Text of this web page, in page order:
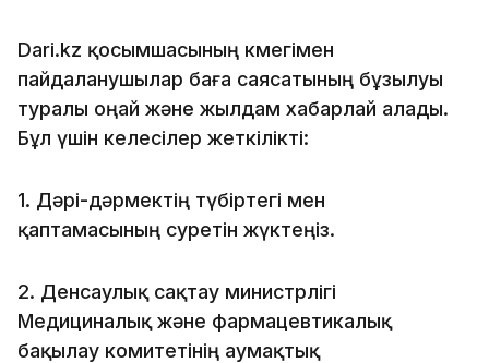
Dari.kz қосымшасының көмегімен
пайдаланушылар баға саясатының бұзылуы
туралы оңай және жылдам хабарлай алады.
Бұл үшін келесілер жеткілікті:
1.⁠ ⁠Дәрі-дәрмектің түбіртегі мен
қаптамасының суретін жүктеңіз.
2.⁠ ⁠Денсаулық сақтау министрлігі
Медициналық және фармацевтикалық
бақылау комитетінің аумақтық